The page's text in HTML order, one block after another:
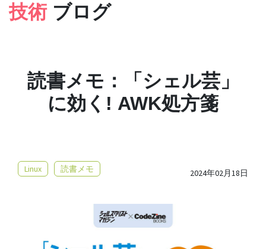
技術 ブログ
読書メモ：「シェル芸」
に効く! AWK処方箋
Linux 読書メモ 2024年02月18日